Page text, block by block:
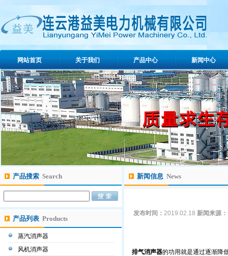
网站首页 关于我们 产品中心 新闻中心
产品搜索 Search
产品列表 Products
蒸汽消声器
风机消声器
新闻信息 News
发布时间： 2019.02.18 新闻来源：
排气消声器的功用就是通过逐渐降